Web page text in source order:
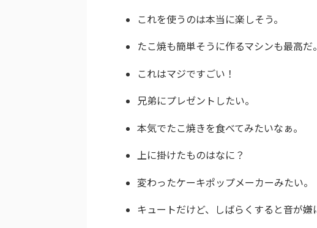
これを使うのは本当に楽しそう。
たこ焼も簡単そうに作るマシンも最高だ。
これはマジですごい！
兄弟にプレゼントしたい。
本気でたこ焼きを食べてみたいなぁ。
上に掛けたものはなに？
変わったケーキポップメーカーみたい。
キュートだけど、しばらくすると音が嫌